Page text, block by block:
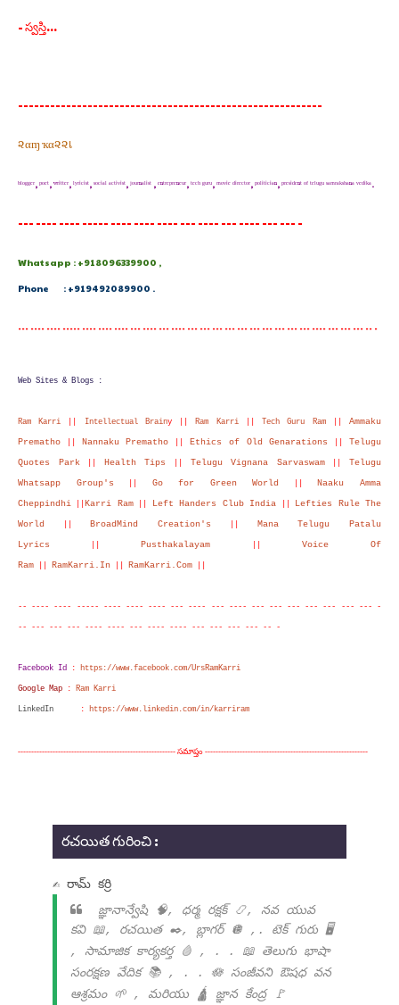
- స్వస్తి...
---------------------------------------------------------
૨αɱ ҡα૨૨เ
ᵇˡᵒᵍᵍᵉʳ, ᵖᵒᵉᵗ, ʷʳⁱᵗᵗᵉʳ, ˡʸʳⁱᶜⁱˢᵗ, ˢᵒᶜⁱᵃˡ ᵃᶜᵗⁱᵛⁱˢᵗ, ʲᵒᵘʳⁿᵃˡⁱˢᵗ , ᵉⁿᵗʳᵉᵖʳᵉⁿᵉᵘʳ, ᵗᵉᶜʰ ᵍᵘʳᵘ, ᵐᵒᵛⁱᵉ ᵈⁱʳᵉᶜᵗᵒʳ, ᵖᵒˡⁱᵗⁱᶜⁱᵃⁿ, ᵖʳᵉˢⁱᵈᵉⁿᵗ ᵒᶠ ᵗᵉˡᵘᵍᵘ ˢᵃᵐʳᵃᵏˢʰᵃⁿᵃ ᵛᵉᵈⁱᵏᵃ.
--- ---- ---- ----- ---- ---- ---- --- ---- --- ---- --- --- -
Whatsapp : +918096339900 ,
Phone : +919492089900 .
--- ---- ---- ----- ---- ---- ---- --- ---- --- ---- --- --- --- --- --- --- --- --- --- --- ---- --- --- --- -- -
Web Sites & Blogs :
Ram Karri Intellectual Brainy ||Ram Karri|| Tech Guru Ram||Ammaku
Prematho Nannaku Prematho ||Ethics of Old Genarations Telugu
Quotes Park|| Health Tips Telugu Vignana Sarvaswam|| Telugu
Whatsapp Group's Go for Green World ||Naaku Amma
Cheppindhi ||Karri Ram|| Left Handers Club India Lefties Rule The
World ||BroadMind Creation's Mana Telugu Patalu
Lyrics ||Pusthakalayam Voice Of
Ram RamKarri.In RamKarri.Com
-- ---- ---- ----- ---- ---- ---- --- ---- --- ---- --- --- --- --- --- --- --- -
-- --- --- --- ---- ---- --- ---- ---- --- --- --- --- -- -
Facebook Id : https://www.facebook.com/UrsRamKarri
Google Map : Ram Karri
LinkedIn : https://www.linkedin.com/in/karriram
----------------------------------------------------------- సమాప్తం -------------------------------------------------------------
రచయిత గురించి :
✍ రామ్ కర్రి
జ్ఞానాన్వేషి 🧠, ధర్మ రక్షక్ 📿, నవ యువ
కవి 📖, రచయిత ✒️, బ్లాగర్ 🪩 ,. టెక్ గురు 🖥️
, సామాజిక కార్యకర్త 🩸 , . . 📖 తెలుగు భాషా
సంరక్షణ వేదిక 📚 , . . 🪷 సంజీవని ఔషధ వన
ఆశ్రమం 🌱 , మరియు 🛕 జ్ఞాన కేంద్ర 🚩